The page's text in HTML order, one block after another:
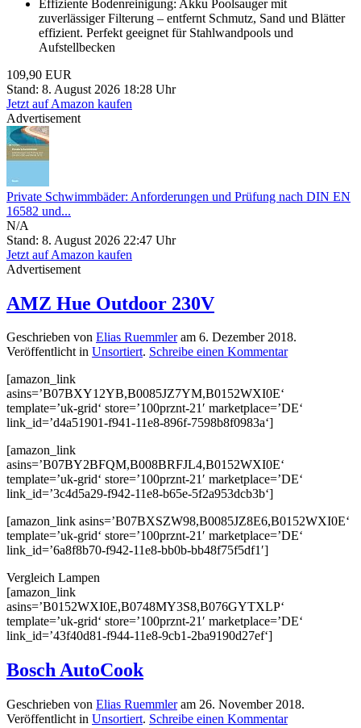
Effiziente Bodenreinigung: Akku Poolsauger mit
zuverlässiger Filterung – entfernt Schmutz, Sand und Blätter
effizient. Perfekt geeignet für Stahlwandpools und
Aufstellbecken
109,90 EUR
Stand: 8. August 2026 18:28 Uhr
Jetzt auf Amazon kaufen
Advertisement
Private Schwimmbäder: Anforderungen und Prüfung nach DIN EN
16582 und...
N/A
Stand: 8. August 2026 22:47 Uhr
Jetzt auf Amazon kaufen
Advertisement
AMZ Hue Outdoor 230V
Geschrieben von Elias Ruemmleram 6. Dezember 2018.
Veröffentlicht in Unsortiert. Schreibe einen Kommentar
[amazon_link
asins=’B07BXY12YB,B0085JZ7YM,B0152WXI0E‘
template=’uk-grid‘ store=’100prznt-21′ marketplace=’DE‘
link_id=’d4a51901-f941-11e8-896f-7598b8f0983a‘]
[amazon_link
asins=’B07BY2BFQM,B008BRFJL4,B0152WXI0E‘
template=’uk-grid‘ store=’100prznt-21′ marketplace=’DE‘
link_id=’3c4d5a29-f942-11e8-b65e-5f2a953dcb3b‘]
[amazon_link asins=’B07BXSZW98,B0085JZ8E6,B0152WXI0E‘
template=’uk-grid‘ store=’100prznt-21′ marketplace=’DE‘
link_id=’6a8f8b70-f942-11e8-bb0b-bb48f75f5df1′]
Vergleich Lampen
[amazon_link
asins=’B0152WXI0E,B0748MY3S8,B076GYTXLP‘
template=’uk-grid‘ store=’100prznt-21′ marketplace=’DE‘
link_id=’43f40d81-f944-11e8-9cb1-2ba9190d27ef‘]
Bosch AutoCook
Geschrieben von Elias Ruemmleram 26. November 2018.
Veröffentlicht in Unsortiert. Schreibe einen Kommentar